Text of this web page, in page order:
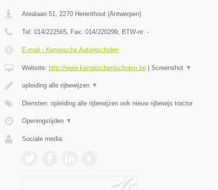
Atealaan 51 2270 Herenthout (Antwerpen)
Tel: 014/222565 , Fax: 014/220299 , BTW-nr: -
E-mail › Kempische Autorijscholen
Website: http://www.kempischerijscholen.be | Screenshot ▼
opleiding alle rijbewijzen ▼
Diensten: opleiding alle rijbewijzen ook nieuw rijbewijs tractor
Openingstijden ▼
Sociale media: